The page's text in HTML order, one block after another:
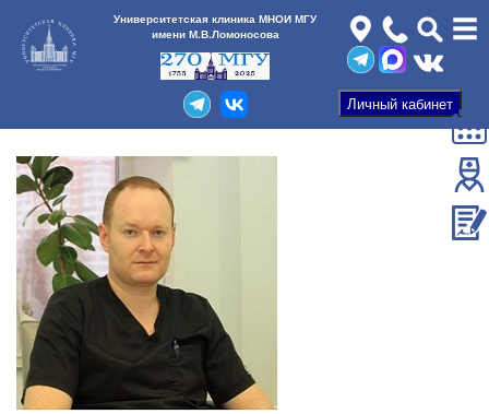
Университетская клиника МНОИ МГУ
имени М.В.Ломоносова